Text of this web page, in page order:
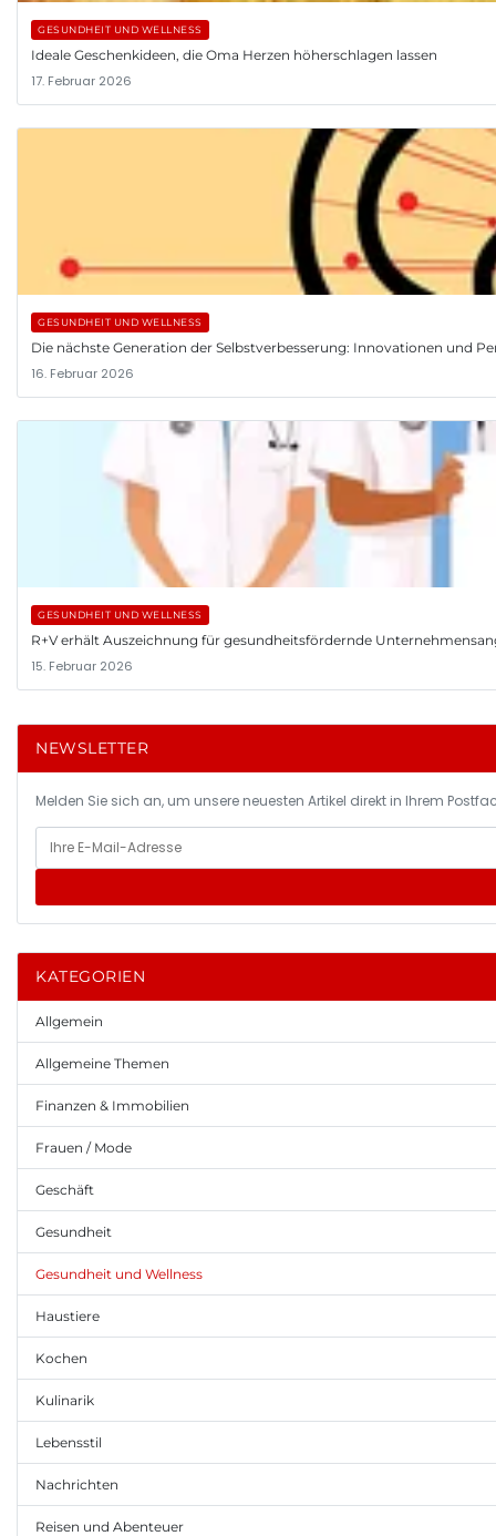
GESUNDHEIT UND WELLNESS
Ideale Geschenkideen, die Oma Herzen höherschlagen lassen
17. Februar 2026
GESUNDHEIT UND WELLNESS
Die nächste Generation der Selbstverbesserung: Innovationen und
16. Februar 2026
GESUNDHEIT UND WELLNESS
R+V erhält Auszeichnung für gesundheitsfördernde
15. Februar 2026
NEWSLETTER
Melden Sie sich an, um unsere neuesten Artikel direkt in Ihrem
KATEGORIEN
Allgemein
Allgemeine Themen
Finanzen & Immobilien
Frauen / Mode
Geschäft
Gesundheit
Gesundheit und Wellness
Haustiere
Kochen
Kulinarik
Lebensstil
Nachrichten
Reisen und Abenteuer